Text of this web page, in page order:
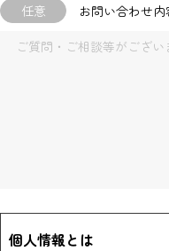
任意 お問い合わせ内
個人情報とは